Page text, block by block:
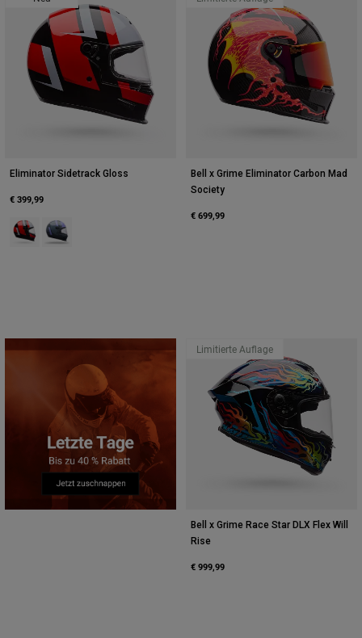
Eliminator Sidetrack Gloss
€ 399,99
Product swatch type of Rot/Schwarz.
Product swatch type of Stahlgrau.
Bell x Grime Eliminator Carbon Mad
Society
€ 699,99
Limitierte Auflage
Bell x Grime Race Star DLX Flex Will
Rise
€ 999,99